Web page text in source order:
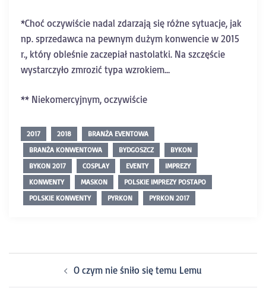
*Choć oczywiście nadal zdarzają się różne sytuacje, jak
np. sprzedawca na pewnym dużym konwencie w 2015
r., który obleśnie zaczepiał nastolatki. Na szczęście
wystarczyło zmrozić typa wzrokiem…
** Niekomercyjnym, oczywiście
2017 2018
BRANŻA EVENTOWA
BRANŻA KONWENTOWA
BYDGOSZCZ
BYKON
BYKON 2017
COSPLAY EVENTY
IMPREZY
KONWENTY
MASKON
POLSKIE IMPREZY POSTAPO
POLSKIE KONWENTY
PYRKON PYRKON 2017
O czym nie śniło się temu Lemu